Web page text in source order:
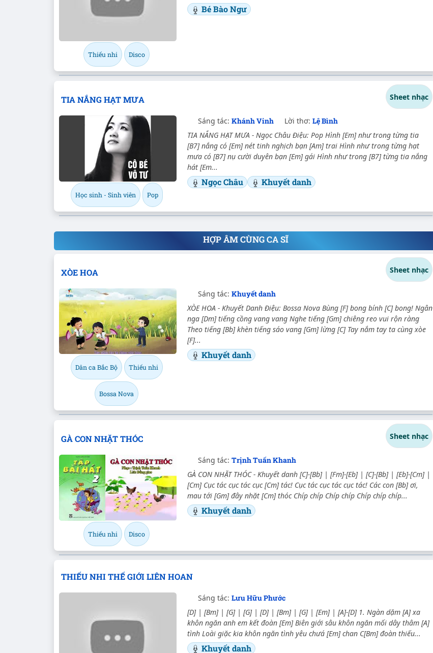
Thiếu nhi Disco
Bé Bào Ngư
TIA NẮNG HẠT MƯA Sheet nhạc
Học sinh - Sinh viên Pop
Sáng tác: Khánh Vinh Lời thơ: Lệ Bình
TIA NẮNG HẠT MƯA - Ngọc Châu Điệu: Pop Hình [Em] như trong từng tia
[B7] nắng có [Em] nét tinh nghịch bạn [Am] trai Hình như trong từng hạt
mưa có [B7] nụ cười duyên bạn [Em] gái Hình như trong [B7] từng tia nắng
hát [Em...
Ngọc Châu Khuyết danh
HỢP ÂM CÙNG CA SĨ
XÒE HOA Sheet nhạc
Dân ca Bắc Bộ Thiếu nhi
Bossa Nova
Sáng tác: Khuyết danh
XÒE HOA - Khuyết Danh Điệu: Bossa Nova Bùng [F] bong bính [C] bong! Ngân
nga [Dm] tiếng cồng vang vang Nghe tiếng [Gm] chiêng reo vui rộn ràng
Theo tiếng [Bb] khèn tiếng sáo vang [Gm] lừng [C] Tay nắm tay ta cùng xòe
[F]...
Khuyết danh
GÀ CON NHẶT THÓC Sheet nhạc
Thiếu nhi Disco
Sáng tác: Trịnh Tuấn Khanh
GÀ CON NHẶT THÓC - Khuyết danh [C]-[Bb] | [Fm]-[Eb] | [C]-[Bb] | [Eb]-[Cm] |
[Cm] Cục tác cục tác cục [Cm] tác! Cục tác cục tác cục tác! Các con [Bb] ơi,
mau tới [Gm] đây nhặt [Cm] thóc Chíp chíp Chíp chíp Chíp chíp chíp...
Khuyết danh
THIẾU NHI THẾ GIỚI LIÊN HOAN
Sáng tác: Lưu Hữu Phước
[D] | [Bm] | [G] | [G] | [D] | [Bm] | [G] | [Em] | [A]-[D] 1. Ngàn dặm [A] xa
khôn ngăn anh em kết đoàn [Em] Biên giới sâu khôn ngăn mối dây thâm [A]
tình Loài giặc kia khôn ngăn tình yêu chưá [Em] chan C[Bm] đoàn thiếu...
Khuyết danh